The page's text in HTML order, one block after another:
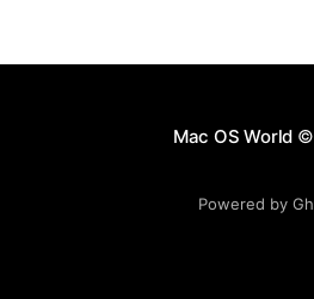
Mac OS World ©
Powered by